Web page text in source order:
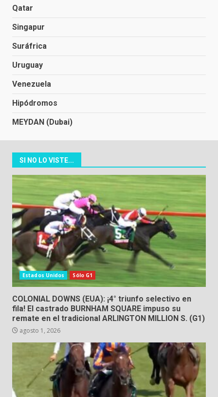
Qatar
Singapur
Suráfrica
Uruguay
Venezuela
Hipódromos
MEYDAN (Dubai)
SI NO LO VISTE...
Estados Unidos Sólo G1
COLONIAL DOWNS (EUA): ¡4° triunfo selectivo en
fila! El castrado BURNHAM SQUARE impuso su
remate en el tradicional ARLINGTON MILLION S. (G1)
agosto 1, 2026